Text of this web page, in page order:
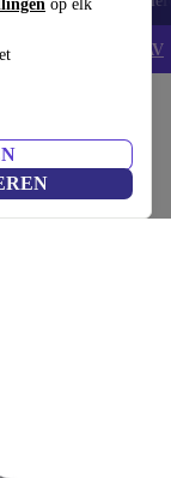
op elk
IPHONEDEAL - AV